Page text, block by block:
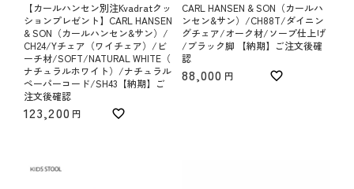
【カールハンセン別注Kvadratクッ
ションプレゼント】CARL HANSEN
& SON（カールハンセン&サン）/
CH24/Yチェア（ワイチェア）/ビ
ーチ材/SOFT/NATURAL WHITE（
ナチュラルホワイト）/ナチュラル
ペーパーコード/SH43【納期】ご
注文後確認
123,200
CARL HANSEN & SON（カールハ
ンセン&サン）/CH88T/ダイニン
グチェア/オーク材/ソープ仕上げ
/ブラック脚 【納期】ご注文後確
認
88,000